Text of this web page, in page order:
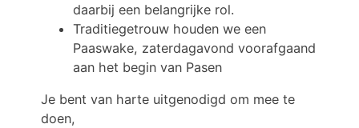
daarbij een belangrijke rol.
Traditiegetrouw houden we een
Paaswake, zaterdagavond voorafgaand
aan het begin van Pasen
Je bent van harte uitgenodigd om mee te
doen,